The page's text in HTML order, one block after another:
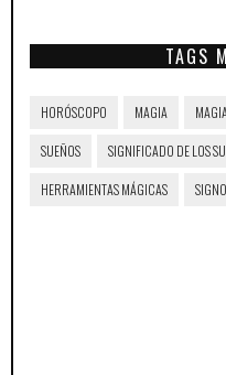
TAGS
HORÓSCOPO MAGIA
SUEÑOS SIGNIFICADO DE LOS
HERRAMIENTAS MÁGICAS